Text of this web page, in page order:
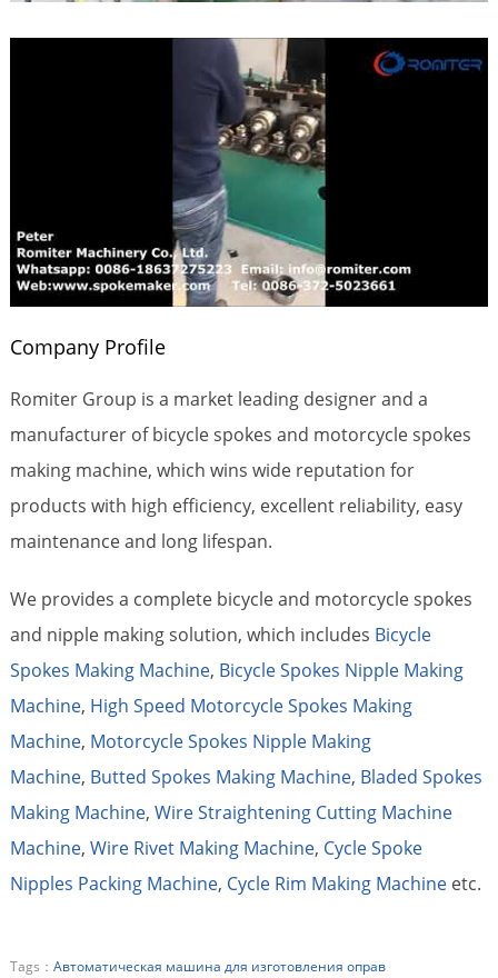
Company Profile
Romiter Group is a market leading designer and a
manufacturer of bicycle spokes and motorcycle spokes
making machine, which wins wide reputation for
products with high efficiency, excellent reliability, easy
maintenance and long lifespan.
We provides a complete bicycle and motorcycle spokes
and nipple making solution, which includes Bicycle
Spokes Making Machine, Bicycle Spokes Nipple Making
Machine, High Speed Motorcycle Spokes Making
Machine, Motorcycle Spokes Nipple Making
Machine, Butted Spokes Making Machine, Bladed Spokes
Making Machine, Wire Straightening Cutting Machine
Machine, Wire Rivet Making Machine, Cycle Spoke
Nipples Packing Machine, Cycle Rim Making Machineetc.
Tags： Автоматическая машина для изготовления оправ